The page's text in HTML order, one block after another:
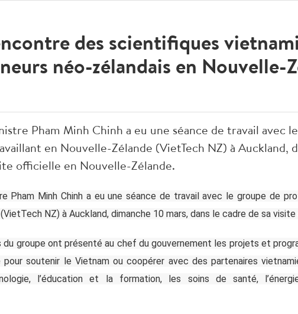
des scientifiques
néo-zélandais en Nouvelle-
Pham Minh Chinh a eu une séance de travail avec
en Nouvelle-Zélande (VietTech NZ) à Auckland,
officielle en Nouvelle-Zélande.
Pham Minh Chinh a eu une séance de travail avec le groupe de
NZ) à Auckland, dimanche 10 mars, dans le cadre de sa
groupe ont présenté au chef du gouvernement les projets et
soutenir le Vietnam ou coopérer avec des partenaires
l’éducation et la formation, les soins de santé,